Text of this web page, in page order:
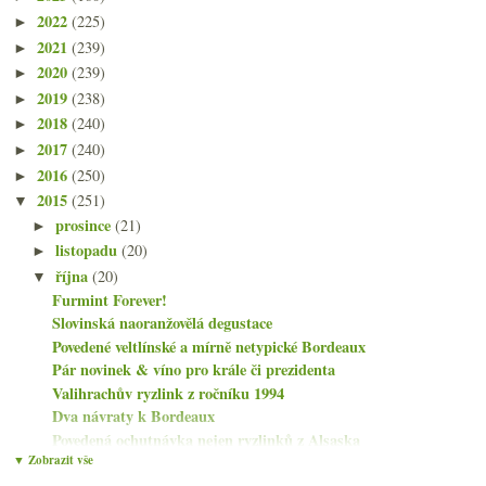
► 2022 (225)
► 2021 (239)
► 2020 (239)
► 2019 (238)
► 2018 (240)
► 2017 (240)
► 2016 (250)
▼ 2015 (251)
►prosince(21)
►listopadu(20)
▼října(20)
Furmint Forever!
Slovinská naoranžovělá degustace
Povedené veltlínské a mírně netypické Bordeaux
Pár novinek & víno pro krále či prezidenta
Valihrachův ryzlink z ročníku 1994
Dva návraty k Bordeaux
Povedená ochutnávka nejen ryzlinků z Alsaska
Přestřelené červené z Čech
▼ Zobrazit vše